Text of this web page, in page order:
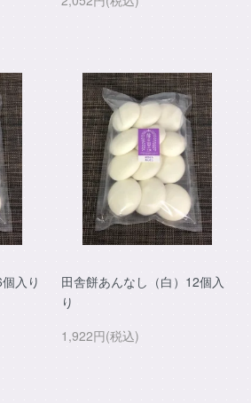
入り
田舎餅あんなし（白）12個入
り
1,922円(税込)